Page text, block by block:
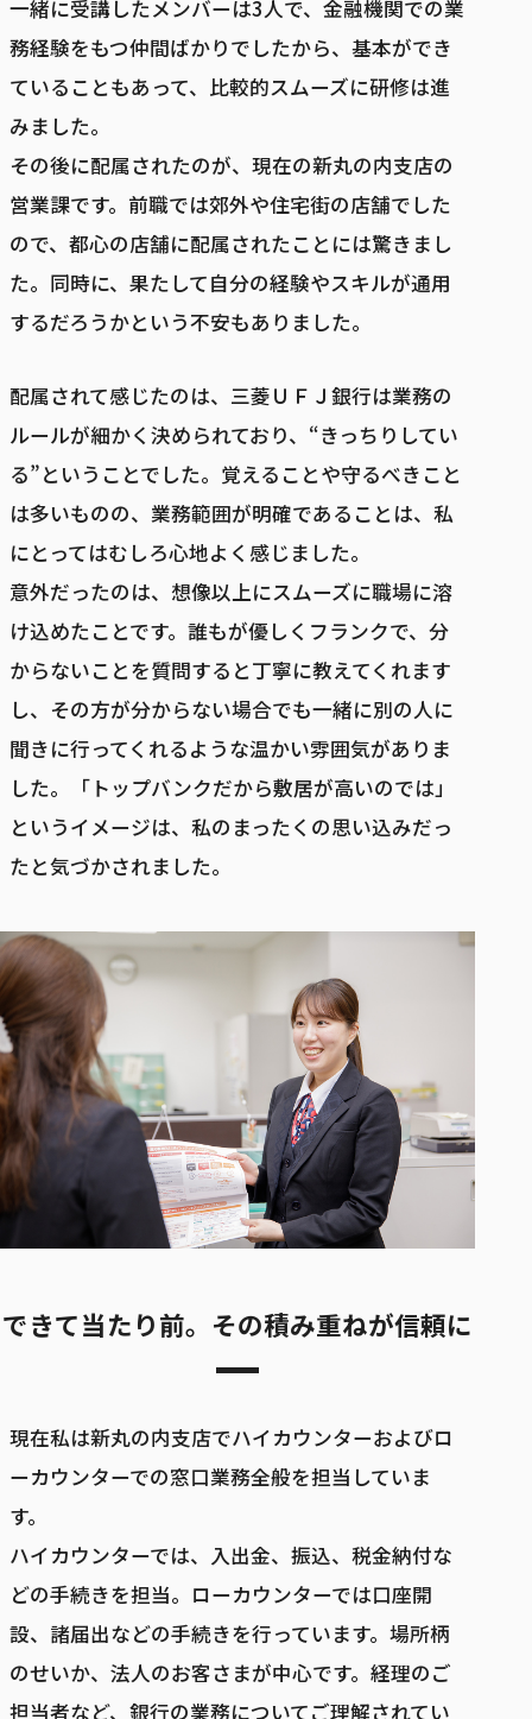
一緒に受講したメンバーは3人で、金融機関での業
務経験をもつ仲間ばかりでしたから、基本ができ
ていることもあって、比較的スムーズに研修は進
みました。
その後に配属されたのが、現在の新丸の内支店の
営業課です。前職では郊外や住宅街の店舗でした
ので、都心の店舗に配属されたことには驚きまし
た。同時に、果たして自分の経験やスキルが通用
するだろうかという不安もありました。
配属されて感じたのは、三菱ＵＦＪ銀行は業務の
ルールが細かく決められており、“きっちりしてい
る”ということでした。覚えることや守るべきこと
は多いものの、業務範囲が明確であることは、私
にとってはむしろ心地よく感じました。
意外だったのは、想像以上にスムーズに職場に溶
け込めたことです。誰もが優しくフランクで、分
からないことを質問すると丁寧に教えてくれます
し、その方が分からない場合でも一緒に別の人に
聞きに行ってくれるような温かい雰囲気がありま
した。「トップバンクだから敷居が高いのでは」
というイメージは、私のまったくの思い込みだっ
たと気づかされました。
できて当たり前。その積み重ねが信頼に
現在私は新丸の内支店でハイカウンターおよびロ
ーカウンターでの窓口業務全般を担当していま
す。
ハイカウンターでは、入出金、振込、税金納付な
どの手続きを担当。ローカウンターでは口座開
設、諸届出などの手続きを行っています。場所柄
のせいか、法人のお客さまが中心です。経理のご
担当者など、銀行の業務についてご理解されてい